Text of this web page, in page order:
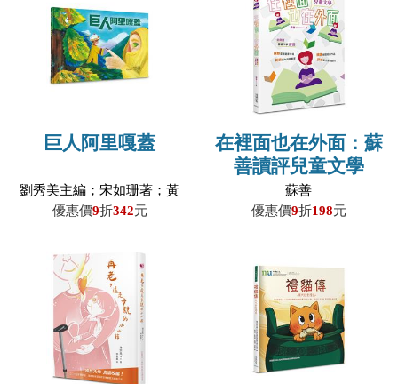
巨人阿里嘎蓋
劉秀美主編；宋如珊著；黃
岳琳繪
優惠價9折342元
在裡面也在外面：蘇
善讀評兒童文學
蘇善
優惠價9折198元